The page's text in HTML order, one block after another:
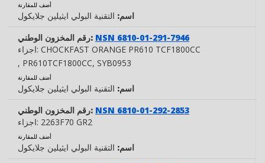
أضف للمقارنة
اسم: التقنية البولي ايثيلين جلايكول
رقم المخزون الوطني: NSN 6810-01-291-7946
اجزاء: CHOCKFAST ORANGE PR610 TCF1800CC
, PR610TCF1800CC, SYB0953
أضف للمقارنة
اسم: التقنية البولي ايثيلين جلايكول
رقم المخزون الوطني: NSN 6810-01-292-2853
اجزاء: 2263F70 GR2
أضف للمقارنة
اسم: التقنية البولي ايثيلين جلايكول